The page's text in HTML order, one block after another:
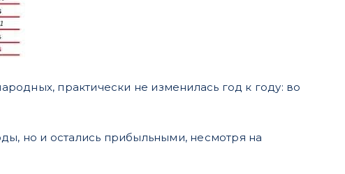
практически не изменилась год к году: во
но и остались прибыльными, несмотря на